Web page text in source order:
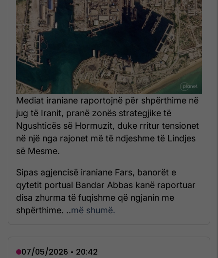
Mediat iraniane raportojnë për shpërthime në
jug të Iranit, pranë zonës strategjike të
Ngushticës së Hormuzit, duke rritur tensionet
në një nga rajonet më të ndjeshme të Lindjes
së Mesme.
Sipas agjencisë iraniane Fars, banorët e
qytetit portual Bandar Abbas kanë raportuar
disa zhurma të fuqishme që ngjanin me
shpërthime. ..më shumë.
07/05/2026 • 20:42